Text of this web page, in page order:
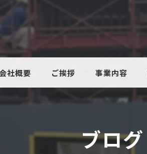
社概要 ご挨拶 事業内容
ブログ